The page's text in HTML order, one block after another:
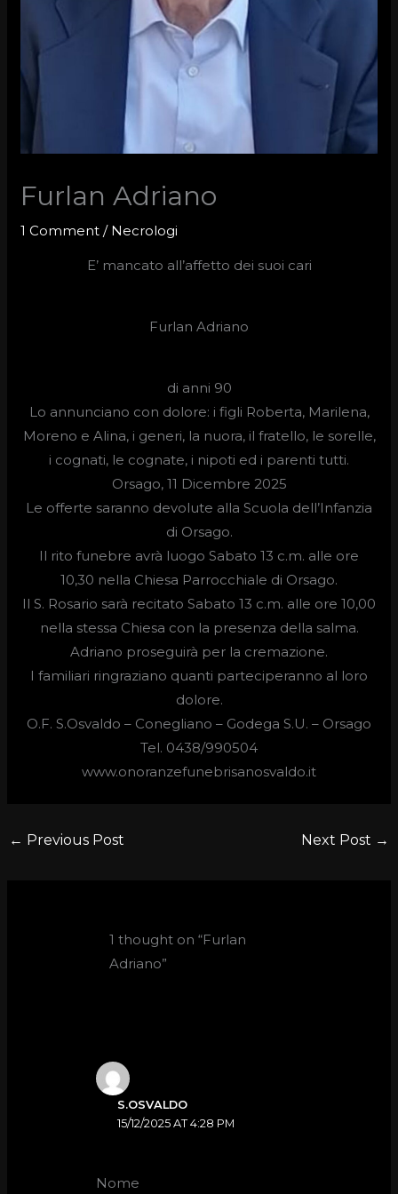
Furlan Adriano
1 Comment / Necrologi
E’ mancato all’affetto dei suoi cari
Furlan Adriano
di anni 90
Lo annunciano con dolore: i figli Roberta, Marilena,
Moreno e Alina, i generi, la nuora, il fratello, le sorelle,
i cognati, le cognate, i nipoti ed i parenti tutti.
Orsago, 11 Dicembre 2025
Le offerte saranno devolute alla Scuola dell’Infanzia
di Orsago.
Il rito funebre avrà luogo Sabato 13 c.m. alle ore
10,30 nella Chiesa Parrocchiale di Orsago.
Il S. Rosario sarà recitato Sabato 13 c.m. alle ore 10,00
nella stessa Chiesa con la presenza della salma.
Adriano proseguirà per la cremazione.
I familiari ringraziano quanti parteciperanno al loro
dolore.
O.F. S.Osvaldo – Conegliano – Godega S.U. – Orsago
Tel. 0438/990504
www.onoranzefunebrisanosvaldo.it
← Previous Post Next Post →
1 thought on “Furlan
Adriano”
S.OSVALDO
15/12/2025 AT 4:28 PM
Nome